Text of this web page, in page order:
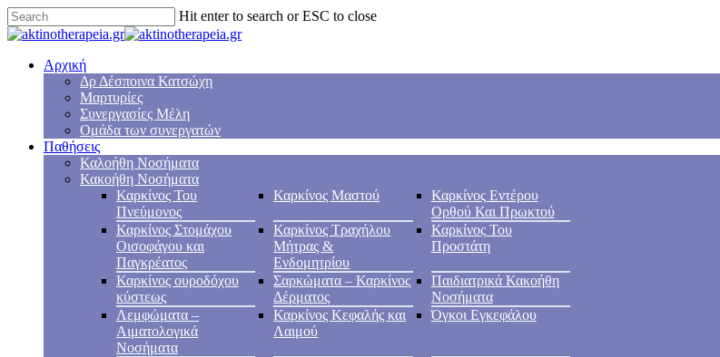
Hit enter to search or ESC to close
Αρχική
Δρ Δέσποινα Κατσώχη
Μαρτυρίες
Συνεργασίες Μέλη
Ομάδα των συνεργατών
Παθήσεις
Καλοήθη Νοσήματα
Κακοήθη Νοσήματα
Καρκίνος Του
Πνεύμονος
Καρκίνος Μαστού
Καρκίνος Εντέρου
Ορθού Και Πρωκτού
Καρκίνος Στομάχου
Οισοφάγου και
Παγκρέατος
Καρκίνος Τραχήλου
Μήτρας &
Ενδομητρίου
Καρκίνος Του
Προστάτη
Καρκίνος ουροδόχου
κύστεως
Σαρκώματα – Καρκίνος
Δέρματος
Παιδιατρικά Κακοήθη
Νοσήματα
Λεμφώματα –
Αιματολογικά
Νοσήματα
Καρκίνος Κεφαλής και
Λαιμού
Όγκοι Εγκεφάλου